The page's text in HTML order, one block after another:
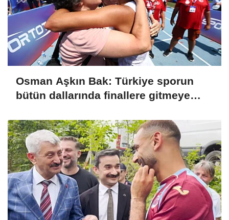
Osman Aşkın Bak: Türkiye sporun
bütün dallarında finallere gitmeye